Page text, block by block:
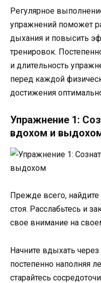
Регулярное
упражнений поможет
дыхания и повысить
тренировок.
и длительность
перед каждой
достижения
Упражнение 1:
вдохом и
Прежде всего,
стоя. Расслабьтесь и
свое внимание на
Начните вдыхать
постепенно наполняя
старайтесь